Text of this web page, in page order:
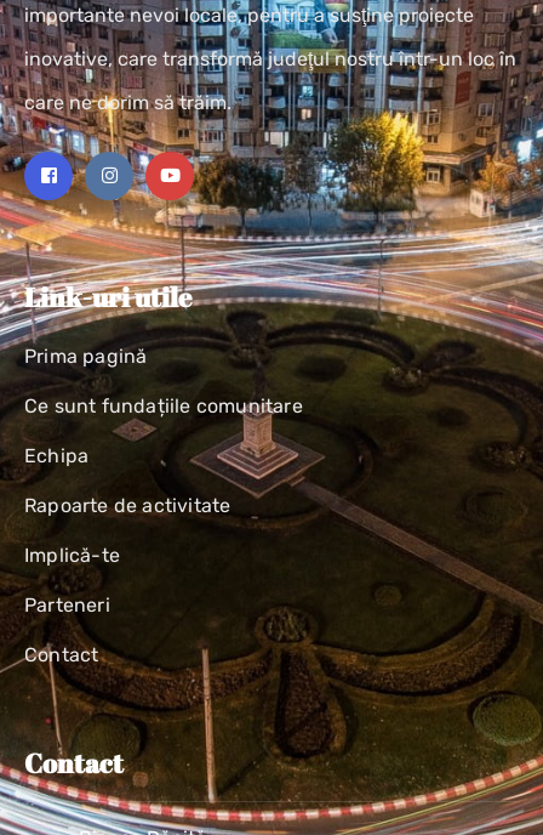
importante nevoi locale, pentru a susţine proiecte
inovative, care transformă judeţul nostru într-un loc în
care ne dorim să trăim.
Link-uri utile
Prima pagină
Ce sunt fundațiile comunitare
Echipa
Rapoarte de activitate
Implică-te
Parteneri
Contact
Contact